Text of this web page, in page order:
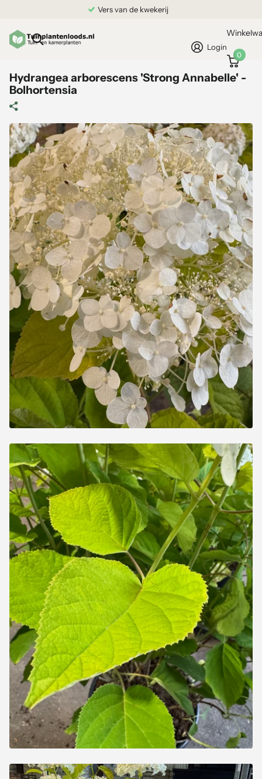
Grond gekocht = Plantgarantie
Login
0
Hydrangea arborescens 'Strong Annabelle' -
Bolhortensia